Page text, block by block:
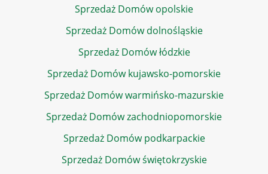
Sprzedaż Domów opolskie
Sprzedaż Domów dolnośląskie
Sprzedaż Domów łódzkie
Sprzedaż Domów kujawsko-pomorskie
Sprzedaż Domów warmińsko-mazurskie
Sprzedaż Domów zachodniopomorskie
Sprzedaż Domów podkarpackie
Sprzedaż Domów świętokrzyskie